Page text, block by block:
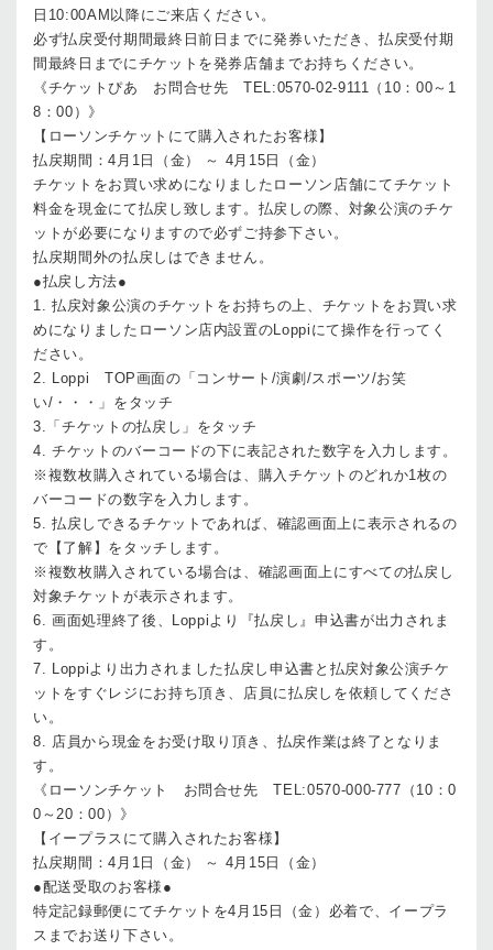
日10:00AM以降にご来店ください。
必ず払戻受付期間最終日前日までに発券いただき、払戻受付期
間最終日までにチケットを発券店舗までお持ちください。
《チケットぴあ お問合せ先 TEL:0570-02-9111（10：00～1
8：00）》
【ローソンチケットにて購入されたお客様】
払戻期間：4月1日（金） ～ 4月15日（金）
チケットをお買い求めになりましたローソン店舗にてチケット
料金を現金にて払戻し致します。払戻しの際、対象公演のチケ
ットが必要になりますので必ずご持参下さい。
払戻期間外の払戻しはできません。
●払戻し方法●
1. 払戻対象公演のチケットをお持ちの上、チケットをお買い求
めになりましたローソン店内設置のLoppiにて操作を行ってく
ださい。
2. Loppi TOP画面の「コンサート/演劇/スポーツ/お笑
い/・・・」をタッチ
3.「チケットの払戻し」をタッチ
4. チケットのバーコードの下に表記された数字を入力します。
※複数枚購入されている場合は、購入チケットのどれか1枚の
バーコードの数字を入力します。
5. 払戻しできるチケットであれば、確認画面上に表示されるの
で【了解】をタッチします。
※複数枚購入されている場合は、確認画面上にすべての払戻し
対象チケットが表示されます。
6. 画面処理終了後、Loppiより『払戻し』申込書が出力されま
す。
7. Loppiより出力されました払戻し申込書と払戻対象公演チケ
ットをすぐレジにお持ち頂き、店員に払戻しを依頼してくださ
い。
8. 店員から現金をお受け取り頂き、払戻作業は終了となりま
す。
《ローソンチケット お問合せ先 TEL:0570-000-777（10：0
0～20：00）》
【イープラスにて購入されたお客様】
払戻期間：4月1日（金） ～ 4月15日（金）
●配送受取のお客様●
特定記録郵便にてチケットを4月15日（金）必着で、イープラ
スまでお送り下さい。